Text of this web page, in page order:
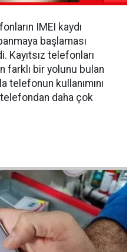
IMEI kaydı
başlaması
Kayıtsız telefonları
farklı bir yolunu bulan
telefonun kullanımını
daha çok